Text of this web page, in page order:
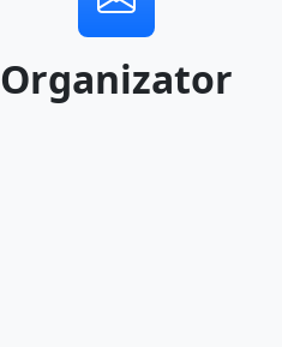
Organizator